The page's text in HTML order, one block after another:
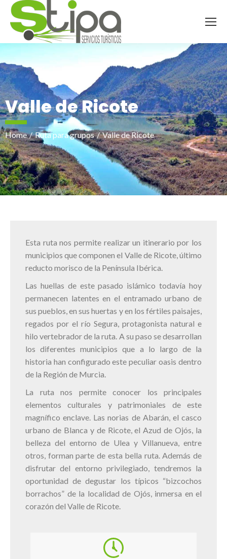
Valle de Ricote
You are here:
Home Ruta para grupos Valle de Ricote
Esta ruta nos permite realizar un itinerario por los
municipios que componen el Valle de Ricote, último
reducto morisco de la Península Ibérica.
Las huellas de este pasado islámico todavía hoy
permanecen latentes en el entramado urbano de
sus pueblos, en sus huertas y en los fértiles paisajes,
regados por el río Segura, protagonista natural e
hilo vertebrador de la ruta. A su paso se desarrollan
los diferentes municipios que a lo largo de la
historia han configurado este peculiar oasis dentro
de la Región de Murcia.
La ruta nos permite conocer los principales
elementos culturales y patrimoniales de este
magnífico enclave. Las norias de Abarán, el casco
urbano de Blanca y de Ricote, el Azud de Ojós, la
belleza del entorno de Ulea y Villanueva, entre
otros, forman parte de esta bella ruta. Además de
disfrutar del entorno privilegiado, tendremos la
oportunidad de degustar los típicos “bizcochos
borrachos” de la localidad de Ojós, inmersa en el
corazón del Valle de Ricote.